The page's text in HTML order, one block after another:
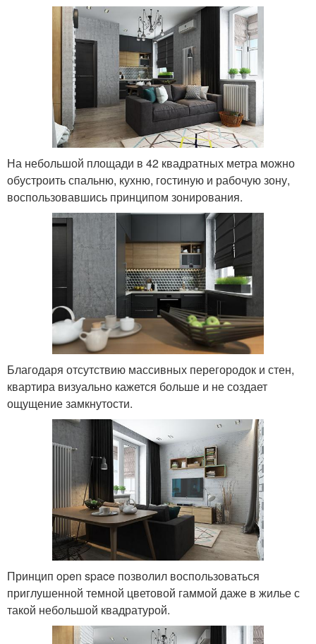
На небольшой площади в 42 квадратных метра можно
обустроить спальню, кухню, гостиную и рабочую зону,
воспользовавшись принципом зонирования.
Благодаря отсутствию массивных перегородок и стен,
квартира визуально кажется больше и не создает
ощущение замкнутости.
Принцип open space позволил воспользоваться
приглушенной темной цветовой гаммой даже в жилье с
такой небольшой квадратурой.